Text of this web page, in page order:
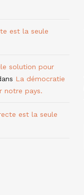
est la seule
solution pour
La démocratie
notre pays.
est la seule